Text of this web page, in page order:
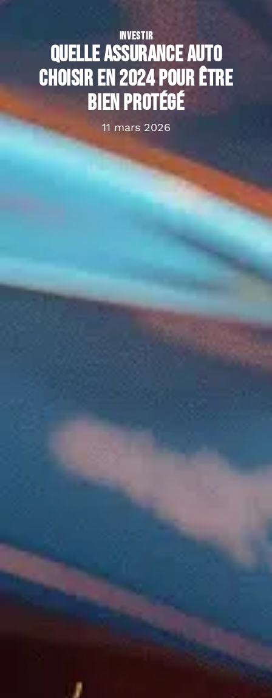
INVESTIR
Quelle assurance auto
choisir en 2024 pour être
bien protégé
11 mars 2026